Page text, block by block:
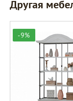
Другая
-9%